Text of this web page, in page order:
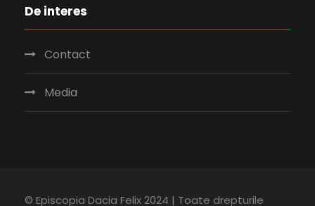
De interes
Contact
Media
© Episcopia Dacia Felix 2024 | Toate drepturile